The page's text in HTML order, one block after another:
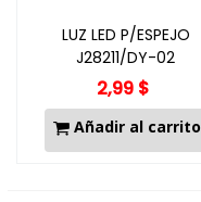
LUZ LED P/ESPEJO
J28211/DY-02
2,99 $
Añadir al carrito